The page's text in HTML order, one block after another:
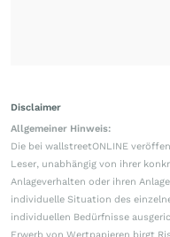
Disclaimer
Allgemeiner Hinweis:
Die bei wallstreetONLINE
Leser, unabhängig von ihrer
Anlageverhalten oder ihren
individuelle Situation des
individuellen Bedürfnisse